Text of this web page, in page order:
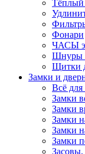
Тёплый
Фонари
ЧАСЫ
Шнуры
Щитки
Замки и
Всё для
Замки
Замки
Замки
Замки
Замки